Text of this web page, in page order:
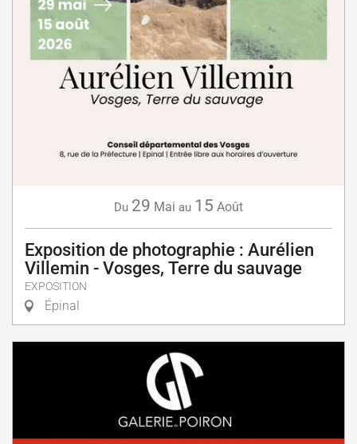
Du 29 Mai au 15 Août
Exposition de photographie : Aurélien
Villemin - Vosges, Terre du sauvage
EXPOSITION
Épinal